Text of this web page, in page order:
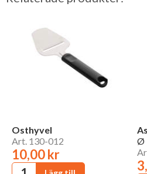
Osthyvel
Art. 130-012
10,00 kr
Ø